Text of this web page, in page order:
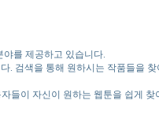
를 제공하고 있습니다.
검색을 통해 원하시는 작품들을
들이 자신이 원하는 웹툰을 쉽게 찾